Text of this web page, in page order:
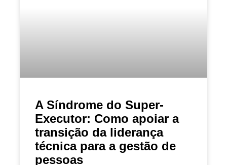
A Síndrome do Super-
Executor: Como apoiar a
transição da liderança
técnica para a gestão de
pessoas